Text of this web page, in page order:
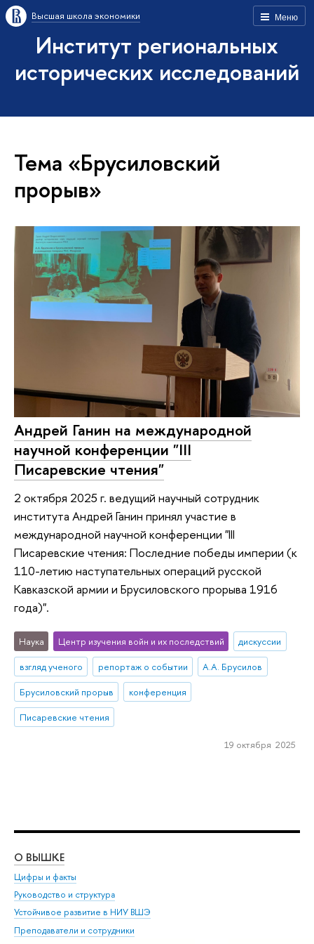
Меню
Высшая школа экономики
Институт региональных
исторических исследований
Тема «Брусиловский
прорыв»
Андрей Ганин на международной
научной конференции "III
Писаревские чтения"
2 октября 2025 г. ведущий научный сотрудник
института Андрей Ганин принял участие в
международной научной конференции "III
Писаревские чтения: Последние победы империи (к
110-летию наступательных операций русской
Кавказской армии и Брусиловского прорыва 1916
года)".
Наука Центр изучения войн и их последствий
дискуссии
взгляд ученого
репортаж о событии
А.А. Брусилов
Брусиловский прорыв
конференция
Писаревские чтения
19 октября 2025
О ВЫШКЕ
Цифры и факты
Руководство и структура
Устойчивое развитие в НИУ ВШЭ
Преподаватели и сотрудники